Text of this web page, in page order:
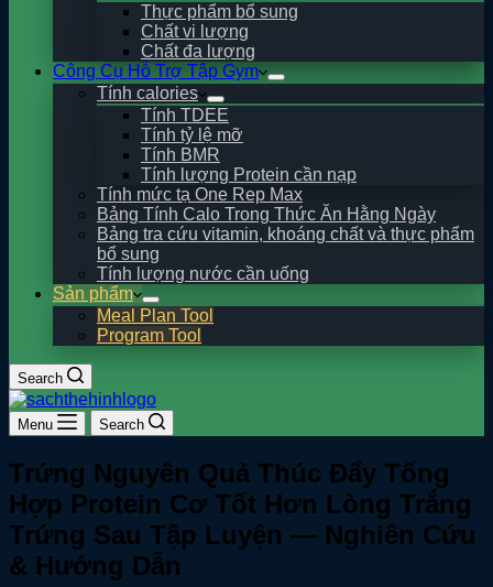
Thực phẩm bổ sung
Chất vi lượng
Chất đa lượng
Công Cụ Hỗ Trợ Tập Gym
Tính calories
Tính TDEE
Tính tỷ lệ mỡ
Tính BMR
Tính lượng Protein cần nạp
Tính mức tạ One Rep Max
Bảng Tính Calo Trong Thức Ăn Hằng Ngày
Bảng tra cứu vitamin, khoáng chất và thực phẩm
bổ sung
Tính lượng nước cần uống
Sản phẩm
Meal Plan Tool
Program Tool
Search
Menu Search
Trứng Nguyên Quả Thúc Đẩy Tổng
Hợp Protein Cơ Tốt Hơn Lòng Trắng
Trứng Sau Tập Luyện — Nghiên Cứu
& Hướng Dẫn